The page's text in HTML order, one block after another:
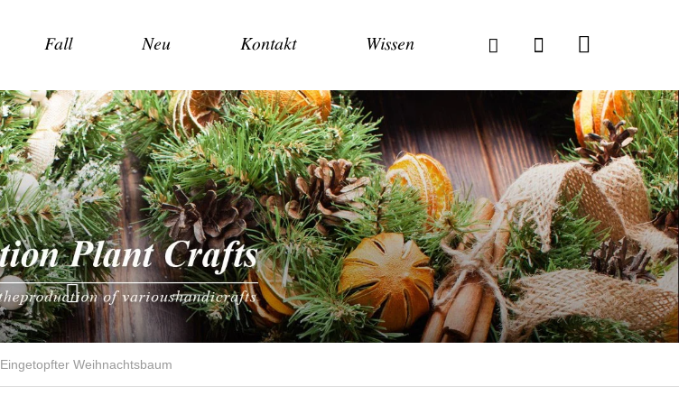
Fall Neu Kontakt Wissen
Eingetopfter Weihnachtsbaum